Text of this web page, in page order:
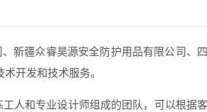
新疆众睿昊源安全防护用品有限公司、四
开发和技术服务。
人和专业设计师组成的团队，可以根据客